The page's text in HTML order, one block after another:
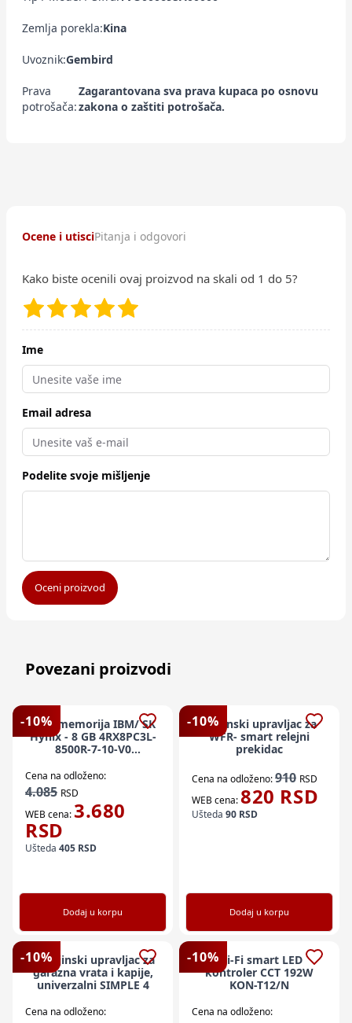
Zemlja porekla:Kina
Uvoznik:Gembird
Prava
potrošača:
Zagarantovana sva prava kupaca po osnovu
zakona o zaštiti potrošača.
Ocene i utisciPitanja i odgovori
Kako biste ocenili ovaj proizvod na skali od 1 do 5?
Ime
Email adresa
Podelite svoje mišljenje
Oceni proizvod
Povezani proizvodi
-10%
Ram memorija IBM/ SK
Hynix - 8 GB 4RX8PC3L-
8500R-7-10-V0
D7-AC
Cena na odloženo:
4.085 RSD
WEB cena:3.680
RSD
Ušteda 405 RSD
Dodaj u korpu
-10%
Daljinski upravljac za
WFR- smart relejni
prekidac
Cena na odloženo:910 RSD
WEB cena:820 RSD
Ušteda 90 RSD
Dodaj u korpu
-10%
x-Daljinski upravljac za
garazna vrata i kapije,
univerzalni SIMPLE 4
Cena na odloženo:
-10%Wi-Fi smart LED
kontroler CCT 192W
KON-T12/N
Cena na odloženo: